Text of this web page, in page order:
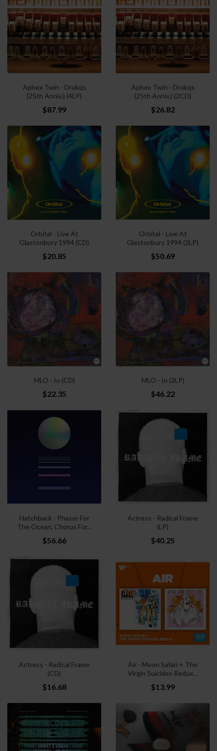
Aphex Twin - Drukqs
(25th Anniv.) (4LP)
$87.99
Aphex Twin - Drukqs
(25th Anniv.) (2CD)
$26.82
Orbital - Live At
Glastonbury 1994 (CD)
$20.85
Orbital - Live At
Glastonbury 1994 (2LP)
$50.69
MLO - Io (CD)
$22.35
MLO - Io (2LP)
$46.22
Hatchback - Phaser For
The Ocean, Chorus For...
$56.66
Actress - Radical Frame
(LP)
$40.25
Actress - Radical Frame
(CD)
$16.68
Air - Moon Safari + The
Virgin Suicides Redux...
$13.99